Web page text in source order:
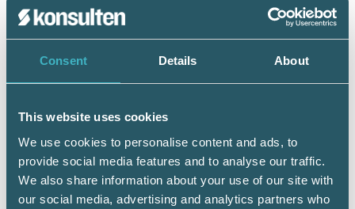
Consent Details About
This website uses cookies
We use cookies to personalise content and ads, to
provide social media features and to analyse our traffic.
We also share information about your use of our site with
our social media, advertising and analytics partners who
som du i vanliga fall skulle tveka över att
lämna ut.
Källa: Finansinspektionen
Finansinspektionens webbplats >>